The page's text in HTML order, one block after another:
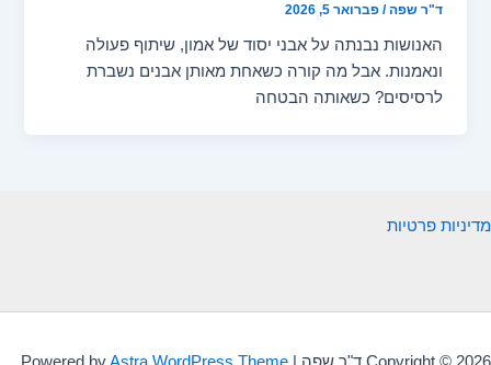
ד"ר שפה/פברואר 5, 2026
האנושות נבנתה על אבני יסוד של אמון, שיתוף פעולה
ונאמנות. אבל מה קורה כשאחת מאותן אבנים נשברת
לרסיסים? כשאותה הבטחה
מדיניות פרטיות